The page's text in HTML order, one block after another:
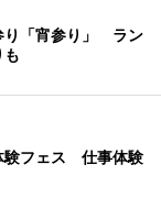
り「宵参り」 ラン
も
験フェス 仕事体験